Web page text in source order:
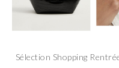
Sélection Shopping